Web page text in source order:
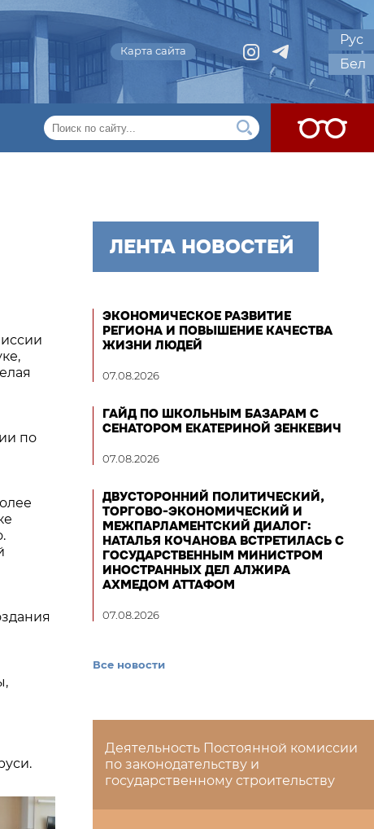
Карта сайта
Рус
Бел
по
ЛЕНТА НОВОСТЕЙ
ЭКОНОМИЧЕСКОЕ РАЗВИТИЕ
РЕГИОНА И ПОВЫШЕНИЕ КАЧЕСТВА
ЖИЗНИ ЛЮДЕЙ
07.08.2026
ГАЙД ПО ШКОЛЬНЫМ БАЗАРАМ С
СЕНАТОРОМ ЕКАТЕРИНОЙ ЗЕНКЕВИЧ
07.08.2026
ДВУСТОРОННИЙ ПОЛИТИЧЕСКИЙ,
ТОРГОВО-ЭКОНОМИЧЕСКИЙ И
МЕЖПАРЛАМЕНТСКИЙ ДИАЛОГ:
НАТАЛЬЯ КОЧАНОВА ВСТРЕТИЛАСЬ С
ГОСУДАРСТВЕННЫМ МИНИСТРОМ
ИНОСТРАННЫХ ДЕЛ АЛЖИРА
АХМЕДОМ АТТАФОМ
07.08.2026
Все новости
Деятельность Постоянной комиссии
по законодательству и
государственному строительству